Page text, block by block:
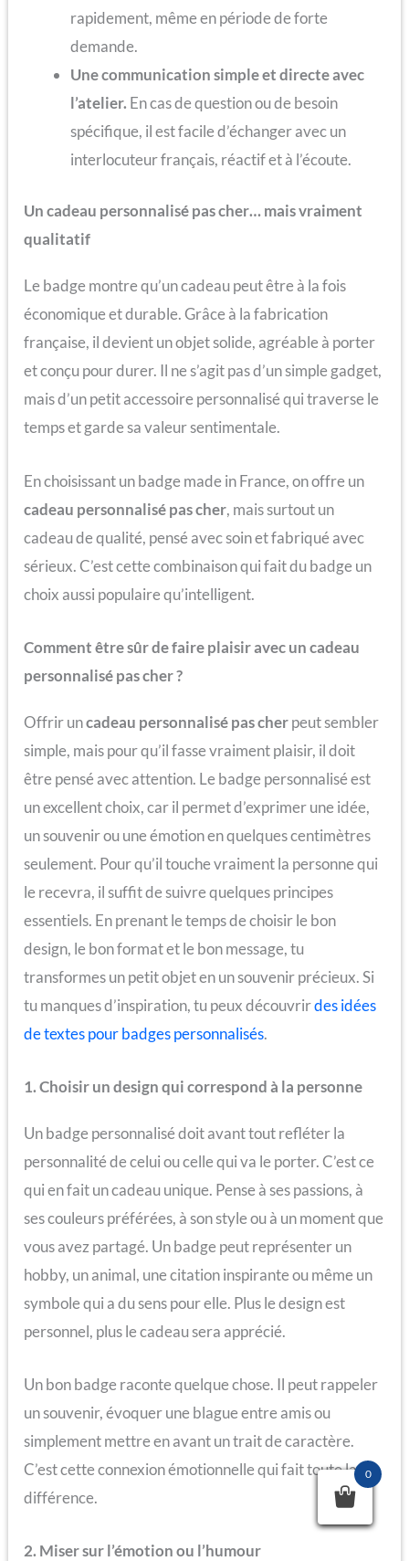
rapidement, même en période de forte
demande.
Une communication simple et directe avec
l’atelier. En cas de question ou de besoin
spécifique, il est facile d’échanger avec un
interlocuteur français, réactif et à l’écoute.
Un cadeau personnalisé pas cher… mais vraiment
qualitatif
Le badge montre qu’un cadeau peut être à la fois
économique et durable. Grâce à la fabrication
française, il devient un objet solide, agréable à porter
et conçu pour durer. Il ne s’agit pas d’un simple gadget,
mais d’un petit accessoire personnalisé qui traverse le
temps et garde sa valeur sentimentale.
En choisissant un badge made in France, on offre un
cadeau personnalisé pas cher, mais surtout un
cadeau de qualité, pensé avec soin et fabriqué avec
sérieux. C’est cette combinaison qui fait du badge un
choix aussi populaire qu’intelligent.
Comment être sûr de faire plaisir avec un cadeau
personnalisé pas cher ?
Offrir uncadeau personnalisé pas cherpeut sembler
simple, mais pour qu’il fasse vraiment plaisir, il doit
être pensé avec attention. Le badge personnalisé est
un excellent choix, car il permet d’exprimer une idée,
un souvenir ou une émotion en quelques centimètres
seulement. Pour qu’il touche vraiment la personne qui
le recevra, il suffit de suivre quelques principes
essentiels. En prenant le temps de choisir le bon
design, le bon format et le bon message, tu
transformes un petit objet en un souvenir précieux. Si
tu manques d’inspiration, tu peux découvrirdes idées
de textes pour badges personnalisés.
1. Choisir un design qui correspond à la personne
Un badge personnalisé doit avant tout refléter la
personnalité de celui ou celle qui va le porter. C’est ce
qui en fait un cadeau unique. Pense à ses passions, à
ses couleurs préférées, à son style ou à un moment que
vous avez partagé. Un badge peut représenter un
hobby, un animal, une citation inspirante ou même un
symbole qui a du sens pour elle. Plus le design est
personnel, plus le cadeau sera apprécié.
Un bon badge raconte quelque chose. Il peut rappeler
un souvenir, évoquer une blague entre amis ou
simplement mettre en avant un trait de caractère.
C’est cette connexion émotionnelle qui fait toute la
différence.
2. Miser sur l’émotion ou l’humour
0